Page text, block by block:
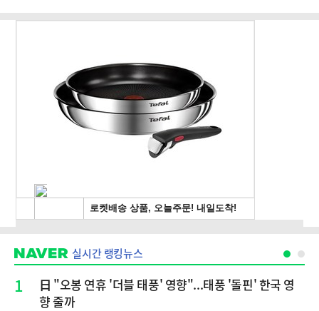
실시간 랭킹뉴스
1
日 "오봉 연휴 '더블 태풍' 영향"...태풍 '돌핀' 한국 영
향 줄까